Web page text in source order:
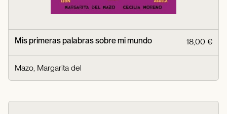
Mis primeras palabras sobre mi mundo 18,00 €
Mazo, Margarita del